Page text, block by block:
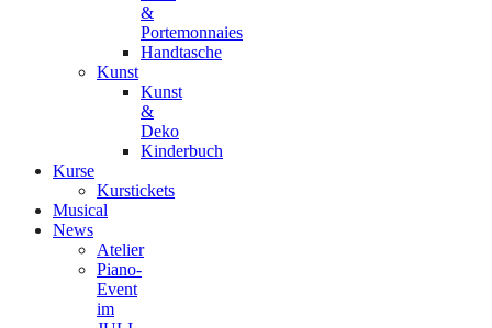
&
Portemonnaies
Handtasche
Kunst
Kunst
&
Deko
Kinderbuch
Kurse
Kurstickets
Musical
News
Atelier
Piano-
Event
im